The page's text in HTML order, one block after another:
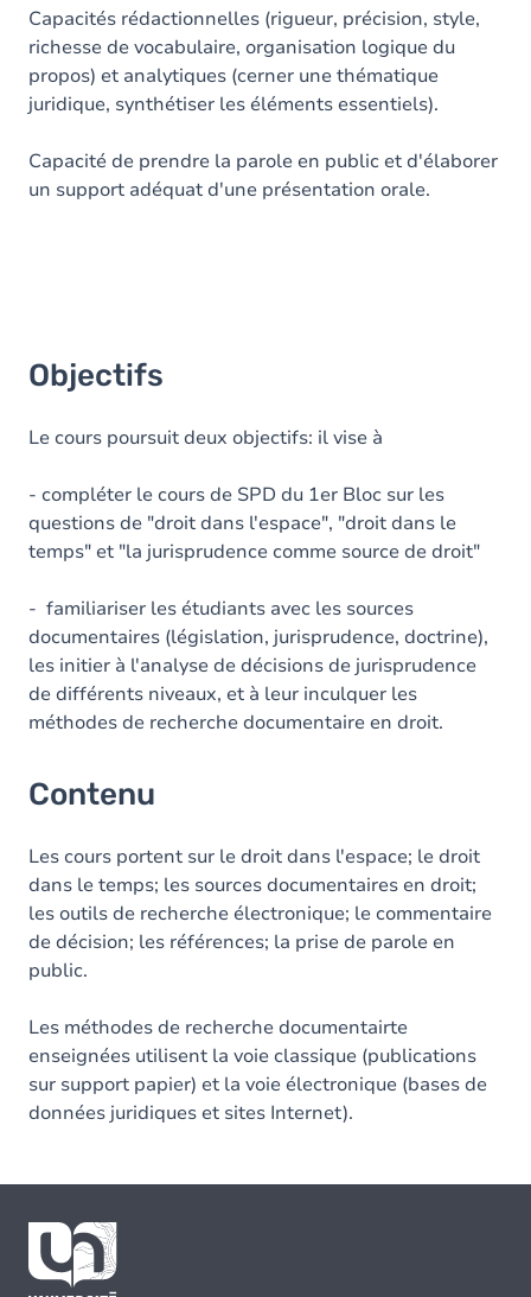
Capacités rédactionnelles (rigueur, précision, style,
richesse de vocabulaire, organisation logique du
propos) et analytiques (cerner une thématique
juridique, synthétiser les éléments essentiels).
Capacité de prendre la parole en public et d'élaborer
un support adéquat d'une présentation orale.
Objectifs
Le cours poursuit deux objectifs: il vise à
- compléter le cours de SPD du 1er Bloc sur les
questions de "droit dans l'espace", "droit dans le
temps" et "la jurisprudence comme source de droit"
- familiariser les étudiants avec les sources
documentaires (législation, jurisprudence, doctrine),
les initier à l'analyse de décisions de jurisprudence
de différents niveaux, et à leur inculquer les
méthodes de recherche documentaire en droit.
Contenu
Les cours portent sur le droit dans l'espace; le droit
dans le temps; les sources documentaires en droit;
les outils de recherche électronique; le commentaire
de décision; les références; la prise de parole en
public.
Les méthodes de recherche documentairte
enseignées utilisent la voie classique (publications
sur support papier) et la voie électronique (bases de
données juridiques et sites Internet).